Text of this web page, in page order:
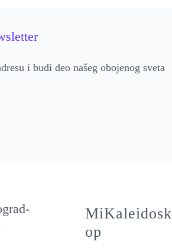
i budi deo našeg obojenog sveta
MiKaleidosk
op